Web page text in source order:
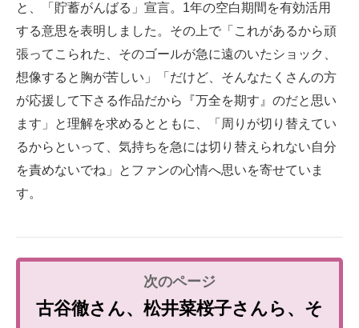
と、「貯蓄がんばる」宣言。1年の空白期間を有効活用
する意思を表明しました。その上で「これがあるから頑
張ってこられた、そのゴールが急に遠のいたショック、
想像すると胸が苦しい」「だけど、そんなたくさんの方
が応援して下さる作品だから『万全を期す』のだと思い
ます」と理解を求めるとともに、「周りが切り替えてい
るからといって、気持ちを急には切り替えられない自分
を責めないでね」とファンの心情へ思いを寄せていま
す。
古谷徹さん、松井菜桜子さんら、そ